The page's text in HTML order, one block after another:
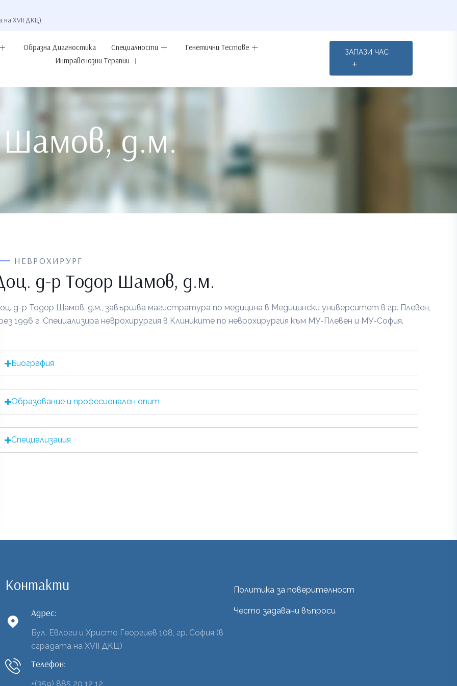
на XVII ДКЦ)
Образна Диагностика Специалности
Генетични Тестове
Интравенозни Терапии
ЗАПАЗИ ЧАС
д.м.
НЕВРОХИРУРГ
д-р Тодор Шамов, д.м.
д-р Тодор Шамов, д.м., завършва магистратура по медицина в Медицински университет в гр. Плевен,
1996 г. Специализира неврохирургия в Клиниките по неврохирургия към МУ-Плевен и МУ-София.
Биография
Образование и професионален опит
Специализация
Контакти
Адрес:
Бул. Евлоги и Христо Георгиев 108, гр. София (в
сградата на XVII ДКЦ)
Телефон:
+(359) 885 20 12 12
Политика за поверителност
Често задавани въпроси